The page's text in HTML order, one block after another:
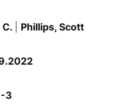
Phillips, Scott
3